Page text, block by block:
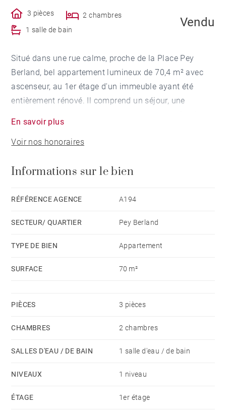
3 pièces
2 chambres
1 salle de bain
Vendu
Situé dans une rue calme, proche de la Place Pey
Berland, bel appartement lumineux de 70,4 m² avec
ascenseur, au 1er étage d'un immeuble ayant été
entièrement rénové. Il comprend un séjour, une
idéalement situé, possède de beaux volumes.
Possibilité d'acquérir un parking dans l'immeuble en
En savoir plus
Voir nos honoraires
Informations sur le bien
RÉFÉRENCE AGENCE A194
SECTEUR/ QUARTIER Pey Berland
TYPE DE BIEN Appartement
SURFACE 70 m²
PIÈCES 3 pièces
CHAMBRES 2 chambres
SALLES D'EAU / DE BAIN 1 salle d'eau / de bain
NIVEAUX 1 niveau
ÉTAGE 1er étage